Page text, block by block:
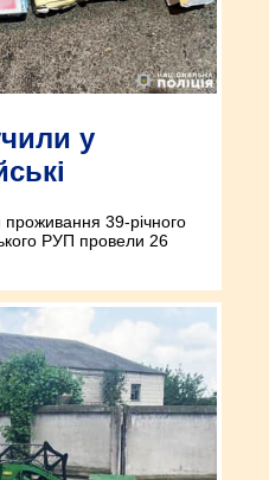
у
39-річного
РУП провели 26